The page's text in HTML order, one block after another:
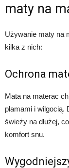
maty na
Używanie maty na
kilka z nich:
Ochrona
Mata na materac
plamami i wilgocią.
świeży na dłużej,
komfort snu.